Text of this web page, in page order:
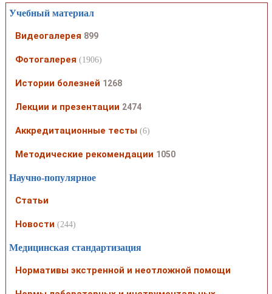
Учебный материал
Видеогалерея 899
Фотогалерея (1906)
Истории болезней 1268
Лекции и презентации 2474
Аккредитационные тесты (6)
Методические рекомендации 1050
Научно-популярное
Статьи
Новости (244)
Медицинская стандартизация
Нормативы экстренной и неотложной помощи